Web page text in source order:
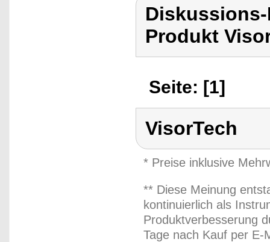
Produkt
Seite: [1]
VisorTech
* Preise inklusive
** Diese Meinung
kontinuierlich als
Produktverbesserung
Tage nach Kauf per E-